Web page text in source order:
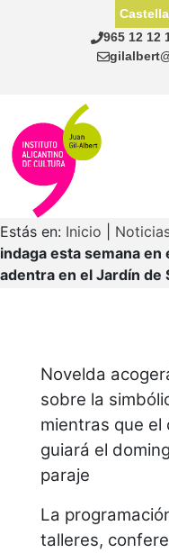
965 12 12
Estás en: Inicio
indaga esta semana en
adentra en el Jardín de
Novelda
sobre la
mientras que el
guiará el
paraje
La
talleres,